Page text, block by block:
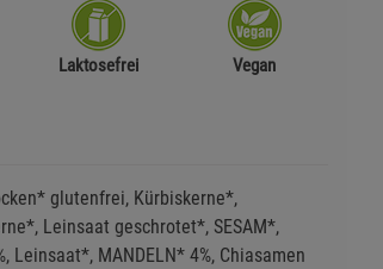
Laktosefrei Vegan
glutenfrei, Kürbiskerne*,
Leinsaat geschrotet*, SESAM*,
Leinsaat*, MANDELN* 4%, Chiasamen